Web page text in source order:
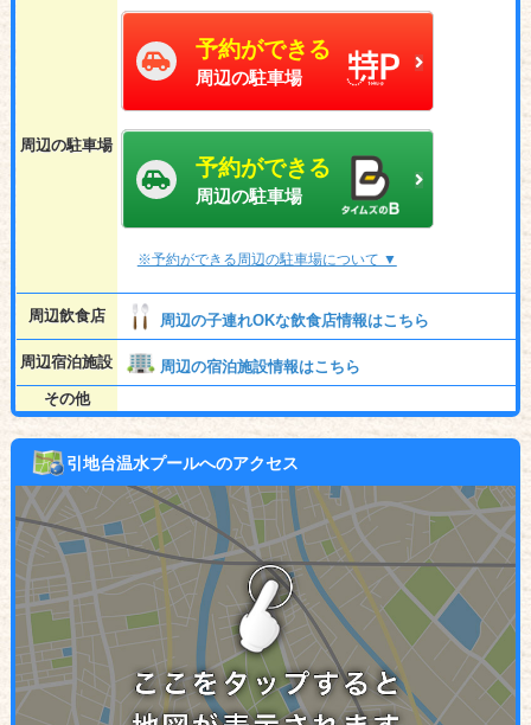
周辺の駐車場
予約ができる
周辺の駐車場
予約ができる
周辺の駐車場
※予約ができる周辺の駐車場について ▼
周辺飲食店 周辺の子連れOKな飲食店情報はこちら
周辺宿泊施設
周辺の宿泊施設情報はこちら
その他
引地台温水プールへのアクセス